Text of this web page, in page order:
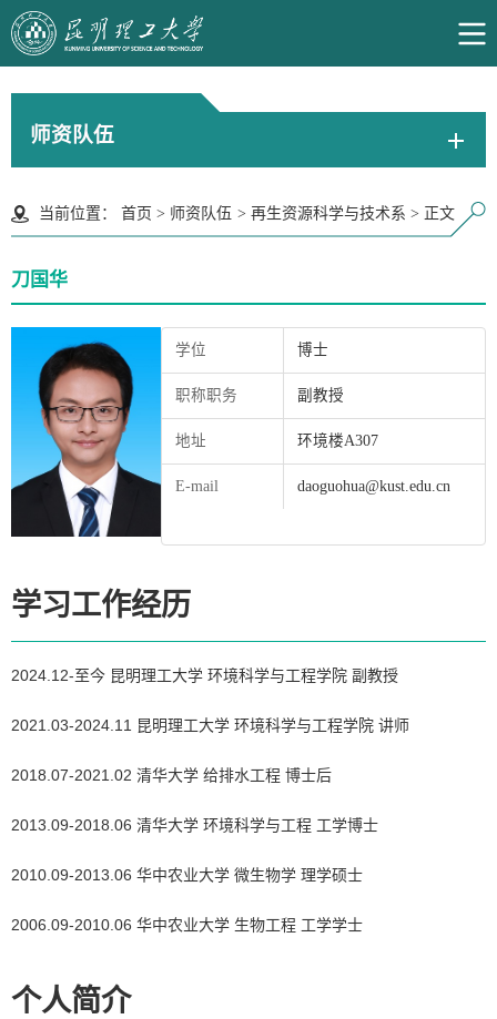
师资队伍
当前位置： 首页 > 师资队伍 > 再生资源科学与技术系 > 正文
刀国华
学位 博士
职称职务 副教授
地址 环境楼A307
E-mail daoguohua@kust.edu.cn
学习工作经历
2024.12-至今 昆明理工大学 环境科学与工程学院 副教授
2021.03-2024.11 昆明理工大学 环境科学与工程学院 讲师
2018.07-2021.02 清华大学 给排水工程 博士后
2013.09-2018.06 清华大学 环境科学与工程 工学博士
2010.09-2013.06 华中农业大学 微生物学 理学硕士
2006.09-2010.06 华中农业大学 生物工程 工学学士
个人简介